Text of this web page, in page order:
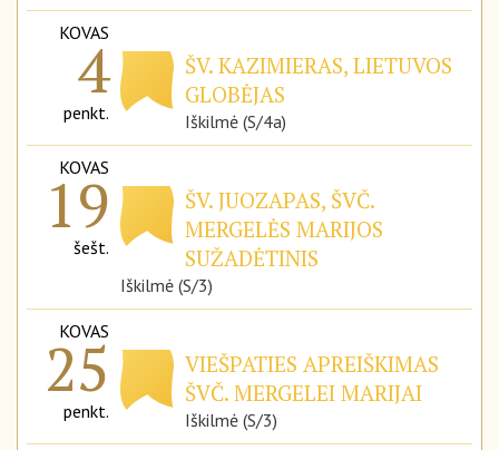
KOVAS
4
penkt.
ŠV. KAZIMIERAS, LIETUVOS
GLOBĖJAS
Iškilmė (S/4a)
KOVAS
19
šešt.
ŠV. JUOZAPAS, ŠVČ.
MERGELĖS MARIJOS
SUŽADĖTINIS
Iškilmė (S/3)
KOVAS
25
penkt.
VIEŠPATIES APREIŠKIMAS
ŠVČ. MERGELEI MARIJAI
Iškilmė (S/3)